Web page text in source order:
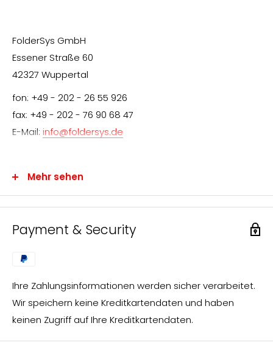
FolderSys GmbH
Essener Straße 60
42327 Wuppertal
fon: +49 - 202 - 26 55 926
fax: +49 - 202 - 76 90 68 47
E-Mail: info@foldersys.de
Wir freuen uns über Ihr Interesse an FolderSys®-
FolderSys® vertreibt ausschließlich über den
zusenden, die wir umgehend bearbeiten und an einen
FolderSys®-Fachhändler in Ihrer nahen Umgebung
weiterleiten.
Sie erhalten dann von unserem Vertriebspartner vor
Mehr sehen
Payment & Security
Ihre Zahlungsinformationen werden sicher verarbeitet.
Wir speichern keine Kreditkartendaten und haben
keinen Zugriff auf Ihre Kreditkartendaten.